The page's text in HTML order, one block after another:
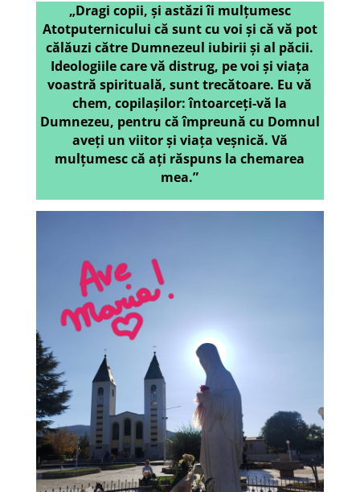
„Dragi copii, și astăzi îi mulțumesc
Atotputernicului că sunt cu voi și că vă pot
călăuzi către Dumnezeul iubirii și al păcii.
Ideologiile care vă distrug, pe voi și viața
voastră spirituală, sunt trecătoare. Eu vă
chem, copilașilor: întoarceți-vă la
Dumnezeu, pentru că împreună cu Domnul
aveți un viitor și viața veșnică. Vă
mulțumesc că ați răspuns la chemarea
mea.”